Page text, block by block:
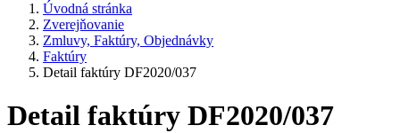
Úvodná stránka
Zverejňovanie
Zmluvy, Faktúry, Objednávky
Faktúry
Detail faktúry DF2020/037
Detail faktúry DF2020/037